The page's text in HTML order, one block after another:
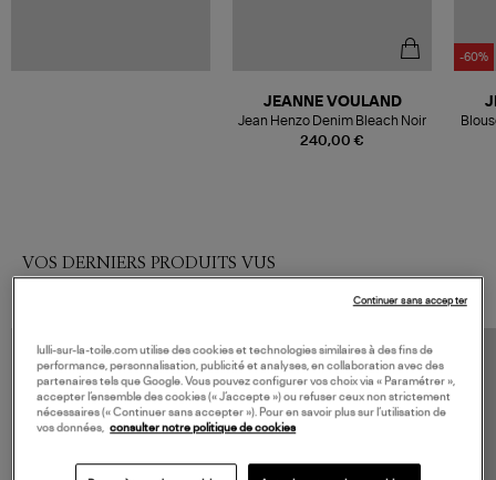
240,00 €
JEANNE VOULAND
Jean Henzo Denim Bleach Noir
-60%
VOS DERNIERS PRODUITS VUS
lulli-sur-la-toile.com utilise des cookies et technologies similaires à des fins de
performance, personnalisation, publicité et analyses, en collaboration avec des
partenaires tels que Google. Vous pouvez configurer vos choix via « Paramétrer »,
accepter l’ensemble des cookies (« J’accepte ») ou refuser ceux non strictement
nécessaires (« Continuer sans accepter »). Pour en savoir plus sur l’utilisation de
vos données, consulter notre politique de cookies
Continuer sans accepter